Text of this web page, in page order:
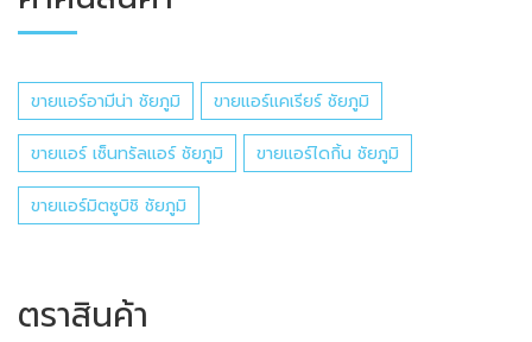
ขายแอร์อามีน่า ชัยภูมิ ขายแอร์แคเรียร์ ชัยภูมิ
ขายแอร์ เซ็นทรัลแอร์ ชัยภูมิ ขายแอร์ไดกิ้น ชัยภูมิ
ขายแอร์มิตซูบิชิ ชัยภูมิ
ตราสินค้า